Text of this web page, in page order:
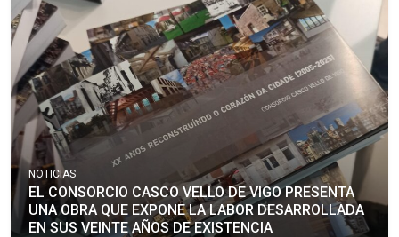
NOTICIAS
EL CONSORCIO CASCO VELLO DE VIGO PRESENTA
UNA OBRA QUE EXPONE LA LABOR DESARROLLADA
EN SUS VEINTE AÑOS DE EXISTENCIA